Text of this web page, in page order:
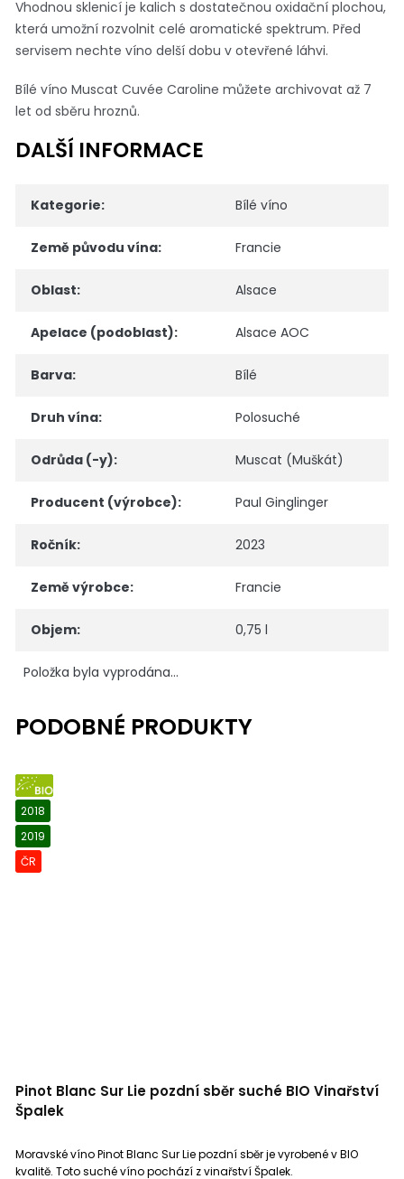
Vhodnou sklenicí je kalich s dostatečnou oxidační plochou,
která umožní rozvolnit celé aromatické spektrum. Před
servisem nechte víno delší dobu v otevřené láhvi.
Bílé víno Muscat Cuvée Caroline můžete archivovat až 7
let od sběru hroznů.
DALŠÍ INFORMACE
Kategorie: Bílé víno
Země původu vína: Francie
Oblast: Alsace
Apelace (podoblast): Alsace AOC
Barva: Bílé
Druh vína: Polosuché
Odrůda (-y): Muscat (Muškát)
Producent (výrobce): Paul Ginglinger
Ročník: 2023
Země výrobce: Francie
Objem: 0,75 l
Položka byla vyprodána…
BIO
2018
2019
ČR
Pinot Blanc Sur Lie pozdní sběr suché BIO Vinařství
Špalek
Moravské víno Pinot Blanc Sur Lie pozdní sběr je vyrobené v BIO
kvalitě. Toto suché víno pochází z vinařství Špalek.